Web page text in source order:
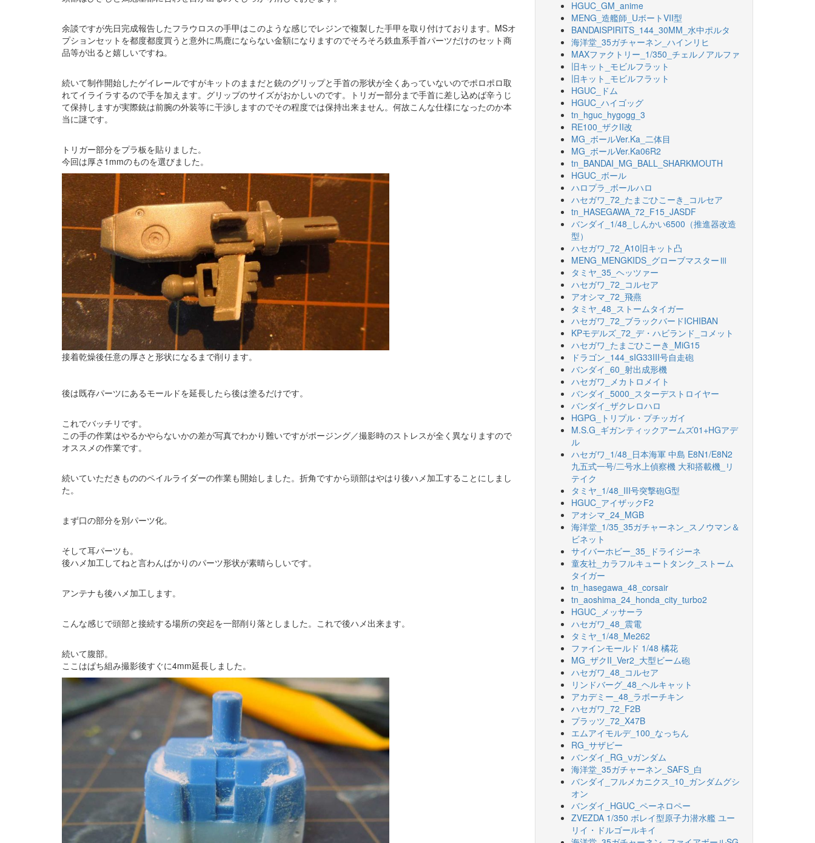
余談ですが先日完成報告したフラウロスの手甲はこのような感じでレジンで複製した手甲を取り付けております。MSオ
プションセットを都度都度買うと意外に馬鹿にならない金額になりますのでそろそろ鉄血系手首パーツだけのセット商
品等が出ると嬉しいですね。
続いて制作開始したゲイレールですがキットのままだと銃のグリップと手首の形状が全くあっていないのでポロポロ取
れてイライラするので手を加えます。グリップのサイズがおかしいのです。トリガー部分まで手首に差し込めば辛うじ
て保持しますが実際銃は前腕の外装等に干渉しますのでその程度では保持出来ません。何故こんな仕様になったのか本
当に謎です。
トリガー部分をプラ板を貼りました。
今回は厚さ1mmのものを選びました。
接着乾燥後任意の厚さと形状になるまで削ります。
後は既存パーツにあるモールドを延長したら後は塗るだけです。
これでバッチリです。
この手の作業はやるかやらないかの差が写真でわかり難いですがポージング／撮影時のストレスが全く異なりますので
オススメの作業です。
続いていただきもののペイルライダーの作業も開始しました。折角ですから頭部はやはり後ハメ加工することにしまし
た。
まず口の部分を別パーツ化。
そして耳パーツも。
後ハメ加工してねと言わんばかりのパーツ形状が素晴らしいです。
アンテナも後ハメ加工します。
こんな感じで頭部と接続する場所の突起を一部削り落としました。これで後ハメ出来ます。
続いて腹部。
ここはぱち組み撮影後すぐに4mm延長しました。
HGUC_GM_anime
MENG_造艦師_UボートVII型
BANDAISPIRITS_144_30MM_水中ポルタ
海洋堂_35ガチャーネン_ハインリヒ
MAXファクトリー_1/350_チェルノアルファ
旧キット_モビルフラット
旧キット_モビルフラット
HGUC_ドム
HGUC_ハイゴッグ
tn_hguc_hygogg_3
RE100_ザクII改
MG_ボールVer.Ka_二体目
MG_ボールVer.Ka06R2
tn_BANDAI_MG_BALL_SHARKMOUTH
HGUC_ボール
ハロプラ_ボールハロ
ハセガワ_72_たまごひこーき_コルセア
tn_HASEGAWA_72_F15_JASDF
バンダイ_1/48_しんかい6500（推進器改造
型）
ハセガワ_72_A10旧キット凸
MENG_MENGKIDS_グローブマスターⅢ
タミヤ_35_ヘッツァー
ハセガワ_72_コルセア
アオシマ_72_飛燕
タミヤ_48_ストームタイガー
ハセガワ_72_ブラックバードICHIBAN
KPモデルズ_72_デ・ハビランド_コメット
ハセガワ_たまごひこーき_MiG15
ドラゴン_144_sIG33III号自走砲
バンダイ_60_射出成形機
ハセガワ_メカトロメイト
バンダイ_5000_スターデストロイヤー
バンダイ_ザクレロハロ
HGPG_トリプル・プチッガイ
M.S.G_ギガンティックアームズ01+HGアデ
ル
ハセガワ_1/48_日本海軍 中島 E8N1/E8N2
九五式一号/二号水上偵察機 大和搭載機_リ
テイク
タミヤ_1/48_III号突撃砲G型
HGUC_アイザックF2
アオシマ_24_MGB
海洋堂_1/35_35ガチャーネン_スノウマン＆
ビネット
サイバーホビー_35_ドライジーネ
童友社_カラフルキュートタンク_ストーム
タイガー
tn_hasegawa_48_corsair
tn_aoshima_24_honda_city_turbo2
HGUC_メッサーラ
ハセガワ_48_震電
タミヤ_1/48_Me262
ファインモールド 1/48 橘花
MG_ザクII_Ver2_大型ビーム砲
ハセガワ_48_コルセア
リンドバーグ_48_ヘルキャット
アカデミー_48_ラボーチキン
ハセガワ_72_F2B
プラッツ_72_X47B
エムアイモルデ_100_なっちん
RG_サザビー
バンダイ_RG_νガンダム
海洋堂_35ガチャーネン_SAFS_白
バンダイ_フルメカニクス_10_ガンダムグシ
オン
バンダイ_HGUC_ペーネロペー
ZVEZDA 1/350 ボレイ型原子力潜水艦 ユー
リイ・ドルゴールキイ